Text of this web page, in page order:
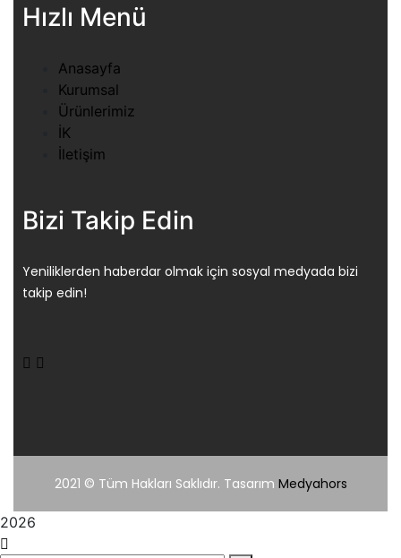
Hızlı Menü
Anasayfa
Kurumsal
Ürünlerimiz
İK
İletişim
Bizi Takip Edin
Yeniliklerden haberdar olmak için sosyal medyada bizi
takip edin!
2021 © Tüm Hakları Saklıdır. Tasarım Medyahors
2026